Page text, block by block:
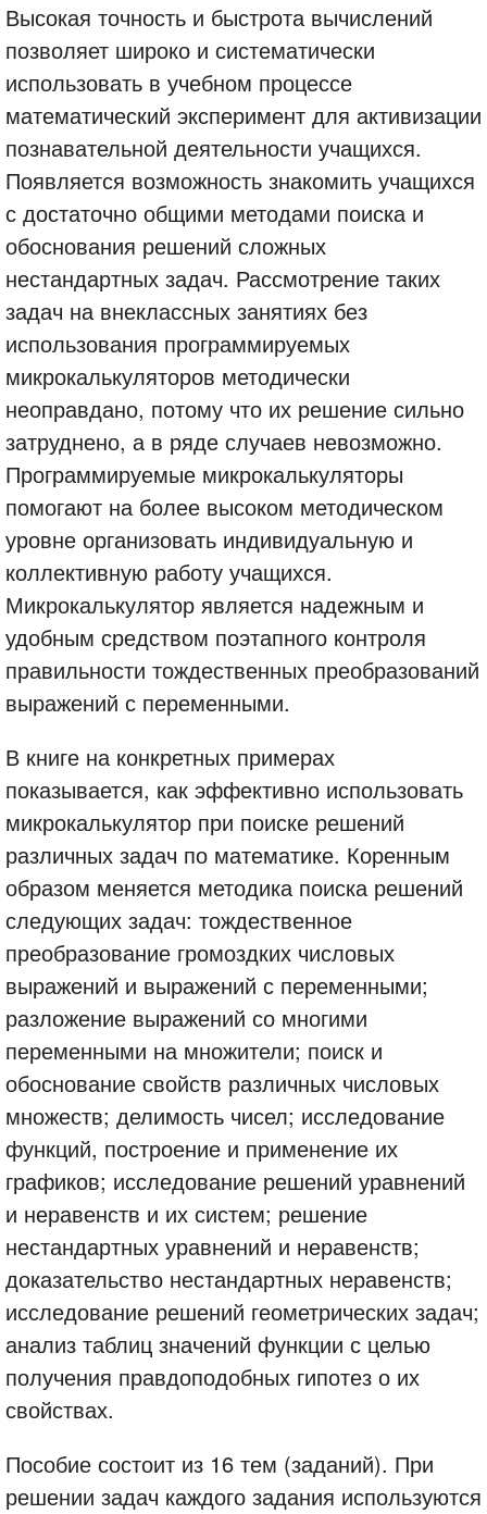
Высокая точность и быстрота вычислений
позволяет широко и систематически
использовать в учебном процессе
математический эксперимент для активизации
познавательной деятельности учащихся.
Появляется возможность знакомить учащихся
с достаточно общими методами поиска и
обоснования решений сложных
нестандартных задач. Рассмотрение таких
задач на внеклассных занятиях без
использования программируемых
микрокалькуляторов методически
неоправдано, потому что их решение сильно
затруднено, а в ряде случаев невозможно.
Программируемые микрокалькуляторы
помогают на более высоком методическом
уровне организовать индивидуальную и
коллективную работу учащихся.
Микрокалькулятор является надежным и
удобным средством поэтапного контроля
правильности тождественных преобразований
выражений с переменными.
В книге на конкретных примерах
показывается, как эффективно использовать
микрокалькулятор при поиске решений
различных задач по математике. Коренным
образом меняется методика поиска решений
следующих задач: тождественное
преобразование громоздких числовых
выражений и выражений с переменными;
разложение выражений со многими
переменными на множители; поиск и
обоснование свойств различных числовых
множеств; делимость чисел; исследование
функций, построение и применение их
графиков; исследование решений уравнений
и неравенств и их систем; решение
нестандартных уравнений и неравенств;
доказательство нестандартных неравенств;
исследование решений геометрических задач;
анализ таблиц значений функции с целью
получения правдоподобных гипотез о их
свойствах.
Пособие состоит из 16 тем (заданий). При
решении задач каждого задания используются